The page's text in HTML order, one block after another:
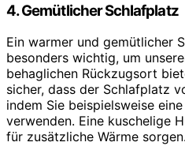
4. Gemütlicher Schlafplatz
Ein warmer und gemütlicher
besonders wichtig, um
behaglichen Rückzugsort
sicher, dass der Schlafplatz
indem Sie beispielsweise
verwenden. Eine kuschelige
für zusätzliche Wärme sorgen.